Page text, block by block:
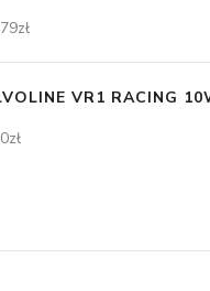
zł
VR1 RACING
zł